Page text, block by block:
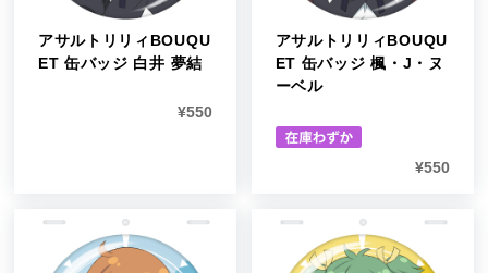
アサルトリリィBOUQU
ET 缶バッジ 白井 夢結
¥550
アサルトリリィBOUQU
ET 缶バッジ 楓・J・ヌ
ーベル
¥550